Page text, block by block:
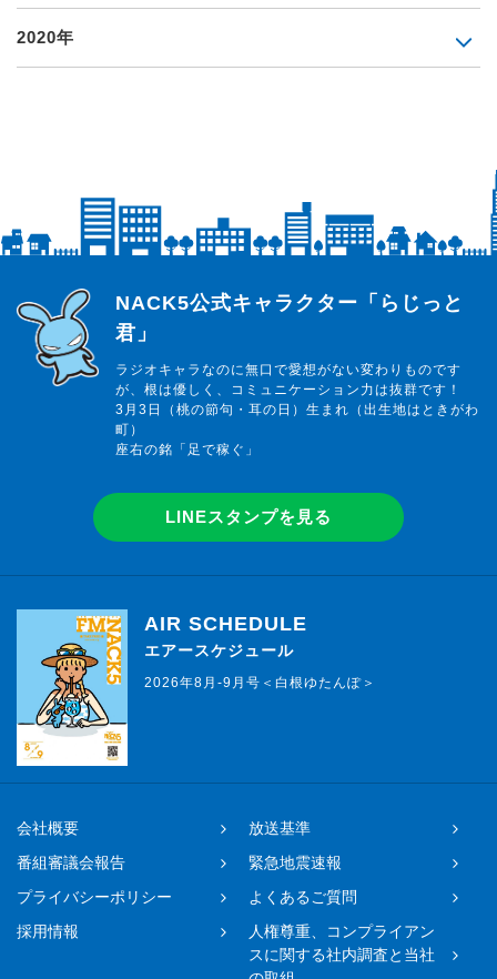
2020年
らじっと君
NACK5公式キャラクター「らじっと
君」
ラジオキャラなのに無口で愛想がない変わりものです
が、根は優しく、コミュニケーション力は抜群です！
3月3日（桃の節句・耳の日）生まれ（出生地はときがわ
町）
座右の銘「足で稼ぐ」
LINEスタンプを見る
AIR SCHEDULE
エアースケジュール
2026年8月-9月号＜白根ゆたんぽ＞
会社概要
放送基準
番組審議会報告
緊急地震速報
プライバシーポリシー
よくあるご質問
採用情報
人権尊重、コンプライアン
スに関する社内調査と当社